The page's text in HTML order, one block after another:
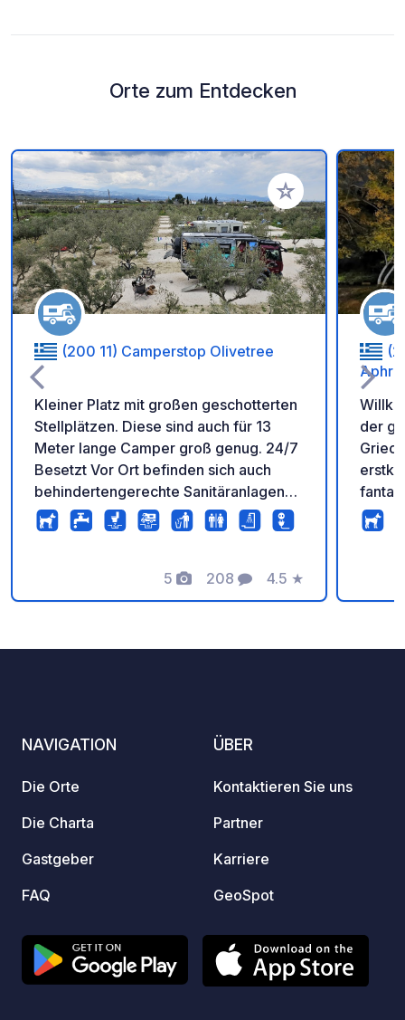
Orte zum Entdecken
Zu Ihren Favoriten
(200 11) Camperstop Olivetree
Kleiner Platz mit großen geschotterten
Stellplätzen. Diese sind auch für 13
Meter lange Camper groß genug. 24/7
Besetzt Vor Ort befinden sich auch
behindertengerechte Sanitäranlagen
sowie Waschmaschinen und Trockner.
Neu: Fahrradverleih und Mini-
mit den archäologischen
5
Fotos
208
Kommentare
4.5
Bewertung
★
der
und
NAVIGATION
Die Orte
Die Charta
Gastgeber
FAQ
ÜBER
Kontaktieren Sie uns
Partner
Karriere
GeoSpot